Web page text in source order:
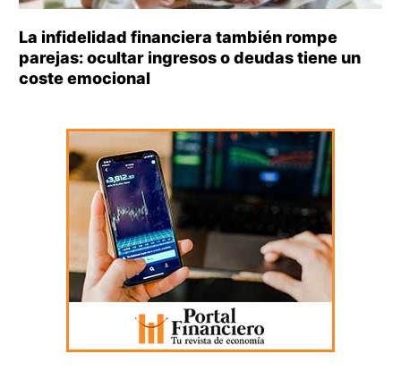
La infidelidad financiera también rompe
parejas: ocultar ingresos o deudas tiene un
coste emocional